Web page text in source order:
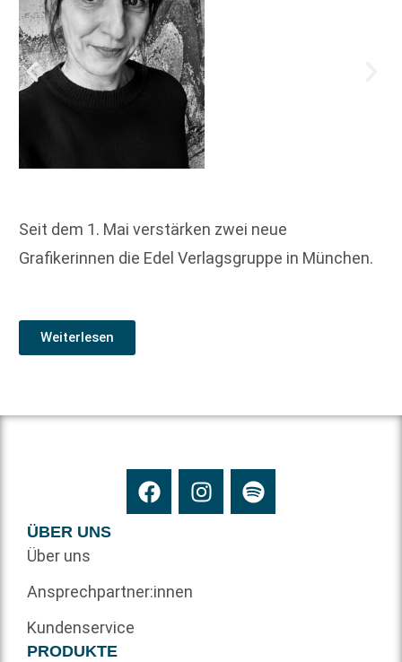
Seit dem 1. Mai verstärken zwei neue
Grafikerinnen die Edel Verlagsgruppe in München.
Weiterlesen
ÜBER UNS
Über uns
Ansprechpartner:innen
Kundenservice
PRODUKTE